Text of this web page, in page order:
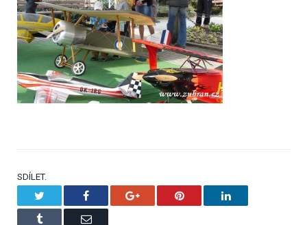
SDÍLET.
Facebook Google+ Pinterest LinkedIn
Tumblr Email